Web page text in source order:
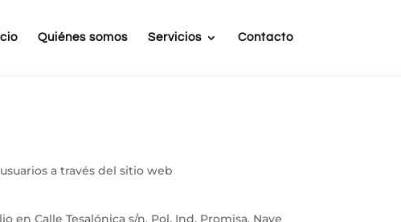
Quiénes somos Servicios Contacto
a través del sitio web
Calle Tesalónica s/n, Pol. Ind. Promisa, Nave